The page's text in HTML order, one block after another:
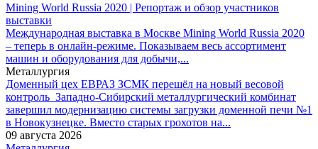
Mining World Russia 2020 | Репортаж и обзор участников
выставки
Международная выставка в Москве Mining World Russia 2020
– теперь в онлайн-режиме. Показываем весь ассортимент
машин и оборудования для добычи,...
Металлургия
Доменный цех ЕВРАЗ ЗСМК перешёл на новый весовой
контроль Западно-Сибирский металлургический комбинат
завершил модернизацию системы загрузки доменной печи №1
в Новокузнецке. Вместо старых грохотов на...
09 августа 2026